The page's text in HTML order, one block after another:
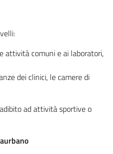
attività comuni e ai laboratori,
dei clinici, le camere di
ad attività sportive o